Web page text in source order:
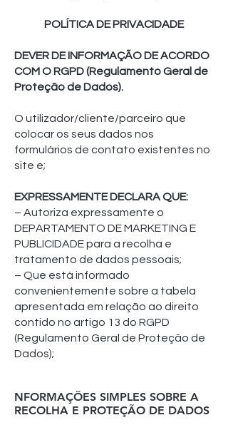
POLÍTICA DE PRIVACIDADE
DEVER DE INFORMAÇÃO DE ACORDO
COM O RGPD (Regulamento Geral de
Proteção de Dados).
O utilizador/cliente/parceiro que
colocar os seus dados nos
formulários de contato existentes no
site e;
EXPRESSAMENTE DECLARA QUE:
– Autoriza expressamente o
DEPARTAMENTO DE MARKETING E
PUBLICIDADE para a recolha e
tratamento de dados pessoais;
– Que está informado
convenientemente sobre a tabela
apresentada em relação ao direito
contido no artigo 13 do RGPD
(Regulamento Geral de Proteção de
Dados);
NFORMAÇÕES SIMPLES SOBRE A
RECOLHA E PROTEÇÃO DE DADOS